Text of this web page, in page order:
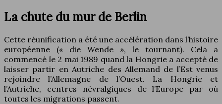
La chute du mur de Berlin
Cette réunification a été une accélération dans l’histoire
européenne (« die Wende », le tournant). Cela a
commencé le 2 mai 1989 quand la Hongrie a accepté de
laisser partir en Autriche des Allemand de l’Est venus
rejoindre l’Allemagne de l’Ouest. La Hongrie et
l’Autriche, centres névralgiques de l’Europe par où
toutes les migrations passent.